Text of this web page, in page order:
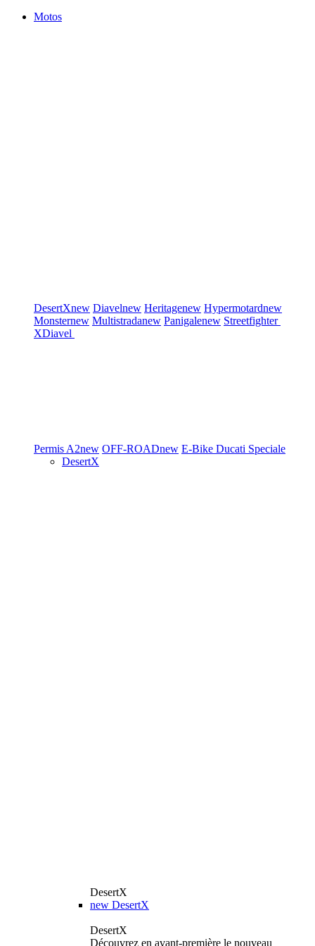
Motos
DesertXnew Diavelnew Heritagenew Hypermotardnew
Monsternew Multistradanew Panigalenew Streetfighter
XDiavel
Permis A2new OFF-ROADnew E-Bike Ducati Speciale
DesertX
DesertX
new DesertX
DesertX
Découvrez en avant-première le nouveau